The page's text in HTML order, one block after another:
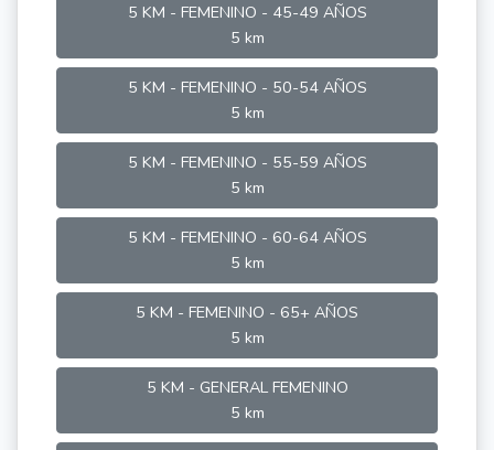
5 KM - FEMENINO - 45-49 AÑOS
5 km
5 KM - FEMENINO - 50-54 AÑOS
5 km
5 KM - FEMENINO - 55-59 AÑOS
5 km
5 KM - FEMENINO - 60-64 AÑOS
5 km
5 KM - FEMENINO - 65+ AÑOS
5 km
5 KM - GENERAL FEMENINO
5 km